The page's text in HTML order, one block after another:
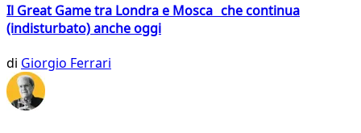
Il Great Game tra Londra e Mosca che continua
(indisturbato) anche oggi
di Giorgio Ferrari